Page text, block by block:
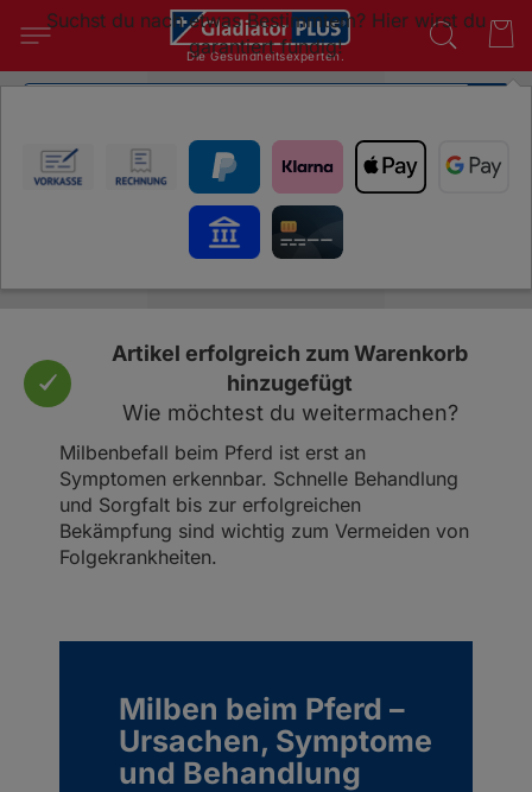
Die Gesundheitsexperten.
Suchst du nach etwas Bestimmtem? Hier wirst du
garantiert fündig!
Milben beim Pferd
Artikel erfolgreich zum Warenkorb
hinzugefügt
Wie möchtest du weitermachen?
Milbenbefall beim Pferd ist erst an
Symptomen erkennbar. Schnelle Behandlung
und Sorgfalt bis zur erfolgreichen
Bekämpfung sind wichtig zum Vermeiden von
Folgekrankheiten.
Milben beim Pferd –
Ursachen, Symptome
und Behandlung